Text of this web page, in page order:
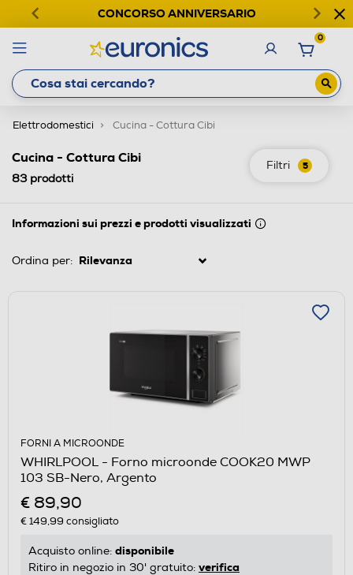
CONCORSO ANNIVERSARIO
0
Elettrodomestici Cucina - Cottura Cibi
Filtri 5
Cucina - Cottura Cibi
83prodotti
Informazioni sui prezzi e prodotti visualizzati
Ordina per:
FORNI A MICROONDE
WHIRLPOOL - Forno microonde COOK20 MWP
103 SB-Nero, Argento
€ 89,90
€ 149,99 consigliato
Acquisto online: disponibile
Ritiro in negozio in 30' gratuito: verifica